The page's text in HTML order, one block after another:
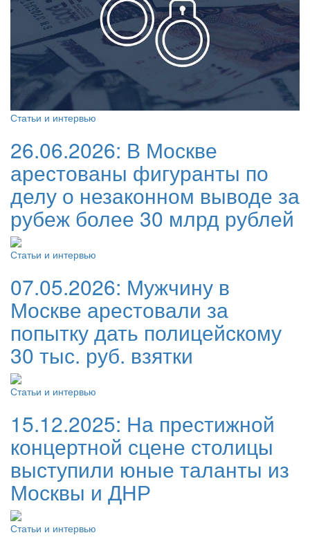
Статьи и интервью
26.06.2026: В Москве
арестованы фигуранты по
делу о незаконном выводе за
рубеж более 30 млрд рублей
Статьи и интервью
07.05.2026: Мужчину в
Москве арестовали за
попытку дать полицейскому
30 тыс. руб. взятки
Статьи и интервью
15.12.2025: На престижной
концертной сцене столицы
выступили юные таланты из
Москвы и ДНР
Статьи и интервью